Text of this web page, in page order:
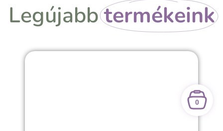
Legújabbtermékeink
0